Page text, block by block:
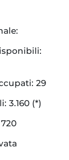
29
3.160 (*)